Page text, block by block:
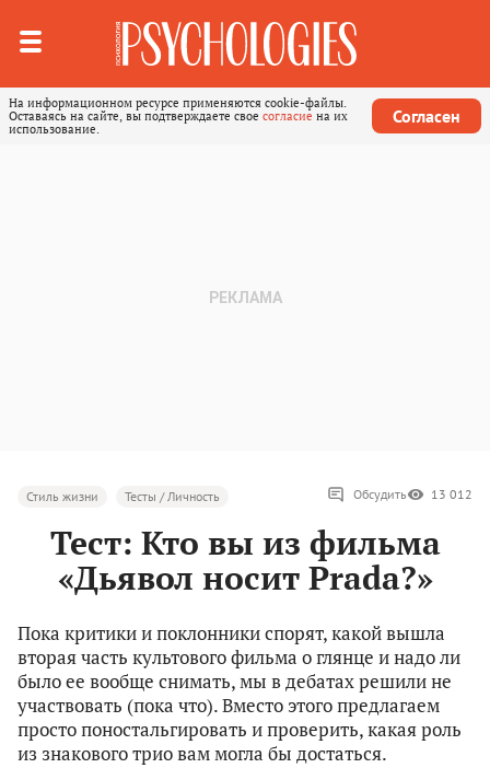
На информационном ресурсе применяются cookie-файлы.
Оставаясь на сайте, вы подтверждаете свое согласие на их
использование.
Согласен
Стиль жизни Тесты / Личность Обсудить 13 012
Тест: Кто вы из фильма
«Дьявол носит Prada?»
Пока критики и поклонники спорят, какой вышла
вторая часть культового фильма о глянце и надо ли
было ее вообще снимать, мы в дебатах решили не
участвовать (пока что). Вместо этого предлагаем
просто поностальгировать и проверить, какая роль
из знакового трио вам могла бы достаться.